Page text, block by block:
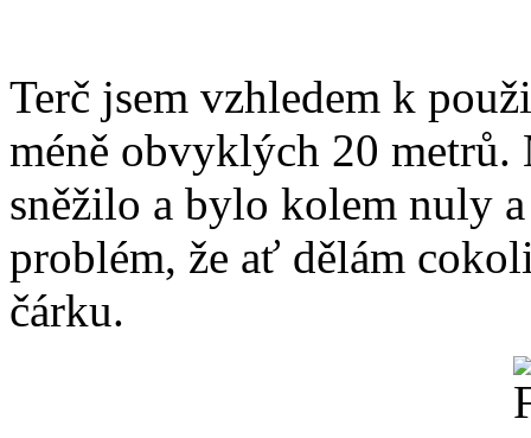
Terč jsem vzhledem k
méně obvyklých 20
sněžilo a bylo kolem nuly
problém, že ať dělám
čárku.